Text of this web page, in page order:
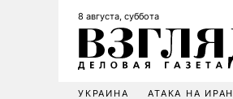
8 августа, суббота
УКРАИНА АТАКА НА ИРАН